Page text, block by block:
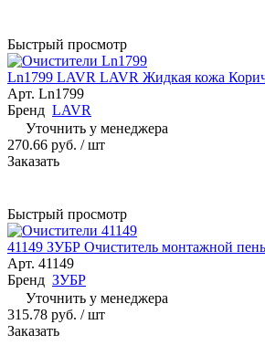
Быстрый просмотр
Ln1799 LAVR LAVR Жидкая кожа
Арт. Ln1799
Бренд LAVR
Уточнить у менеджера
270.66 руб. / шт
Заказать
Быстрый просмотр
41149 ЗУБР Очиститель монтажной
Арт. 41149
Бренд ЗУБР
Уточнить у менеджера
315.78 руб. / шт
Заказать